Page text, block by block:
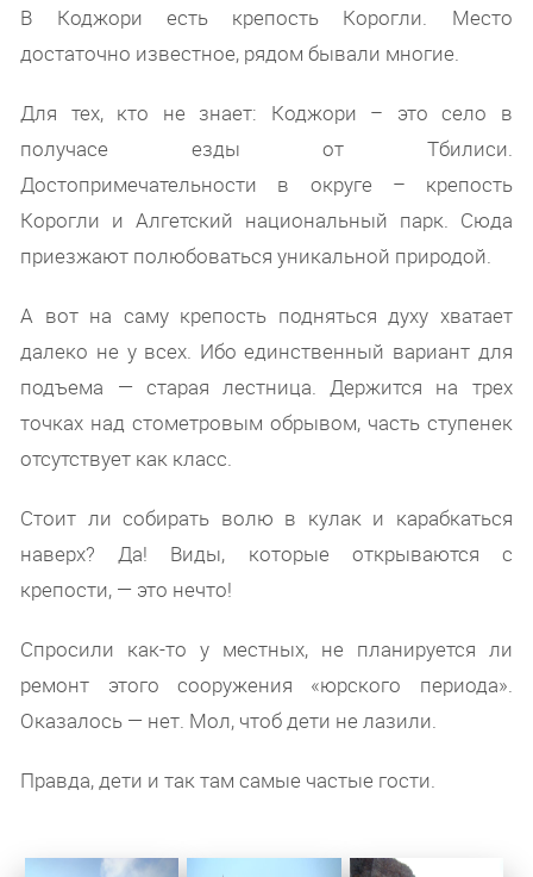
В Коджори есть крепость Корогли. Место
достаточно известное, рядом бывали многие.
Для тех, кто не знает: Коджори – это село в
получасе езды от Тбилиси.
Достопримечательности в округе – крепость
Корогли и Алгетский национальный парк. Сюда
приезжают полюбоваться уникальной природой.
А вот на саму крепость подняться духу хватает
далеко не у всех. Ибо единственный вариант для
подъема — старая лестница. Держится на трех
точках над стометровым обрывом, часть ступенек
отсутствует как класс.
Стоит ли собирать волю в кулак и карабкаться
наверх? Да! Виды, которые открываются с
крепости, — это нечто!
Спросили как-то у местных, не планируется ли
ремонт этого сооружения «юрского периода».
Оказалось — нет. Мол, чтоб дети не лазили.
Правда, дети и так там самые частые гости.